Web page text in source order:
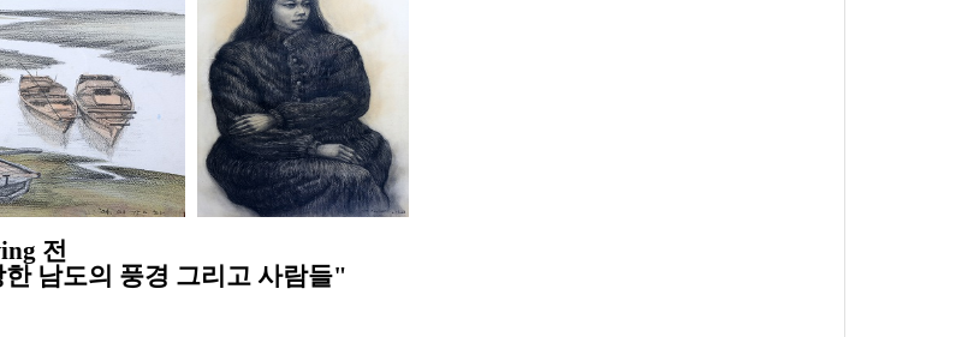
전
남도의 풍경 그리고 사람들"